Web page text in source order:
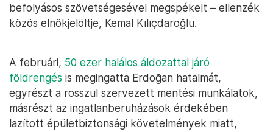
befolyásos szövetségesével megspékelt – ellenzék
közös elnökjelöltje, Kemal Kılıçdaroğlu.
A februári, 50 ezer halálos áldozattal járó
földrengés is megingatta Erdoğan hatalmát,
egyrészt a rosszul szervezett mentési munkálatok,
másrészt az ingatlanberuházások érdekében
lazított épületbiztonsági követelmények miatt,